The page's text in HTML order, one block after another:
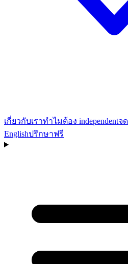
เกี่ยวกับเราทำไมต้อง independentจ
Englishปรึกษาฟรี